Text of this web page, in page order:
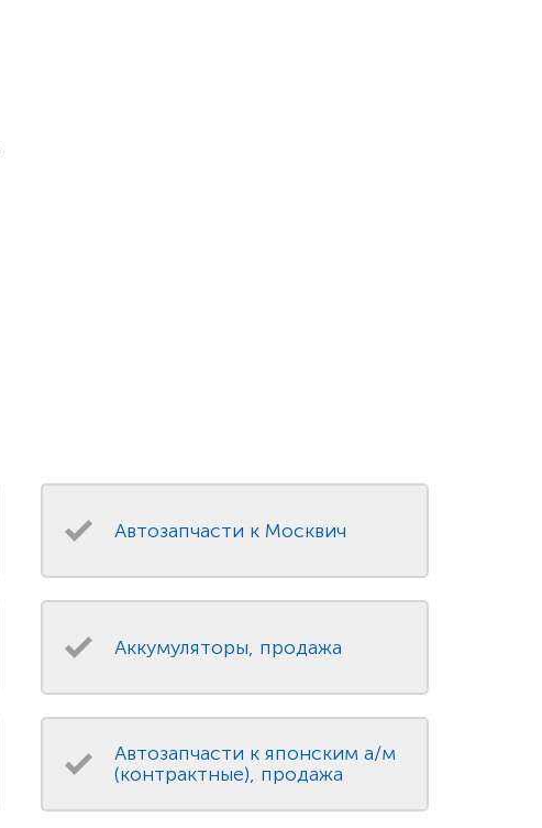
Автозапчасти к Москвич
Аккумуляторы, продажа
Автозапчасти к японским а/м
(контрактные), продажа